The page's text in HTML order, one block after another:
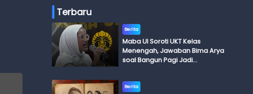
Terbaru
Berita
Maba UI Soroti UKT Kelas
Menengah, Jawaban Bima Arya
soal Bangun Pagi Jadi
Berita